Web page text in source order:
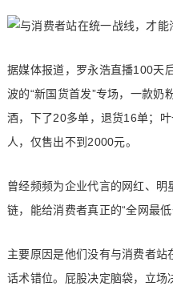
据媒体报道，罗永浩直播100天
波的“新国货首发”专场，一款奶
酒，下了20多单，退货16单；
人，仅售出不到2000元。
曾经频频为企业代言的网红、
链，能给消费者真正的“全网最低
主要原因是他们没有与消费者站
话术错位。屁股决定脑袋，立